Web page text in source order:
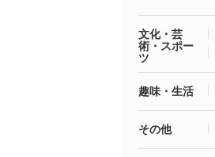
文化・芸
術・スポー
ツ
趣味・生活
その他